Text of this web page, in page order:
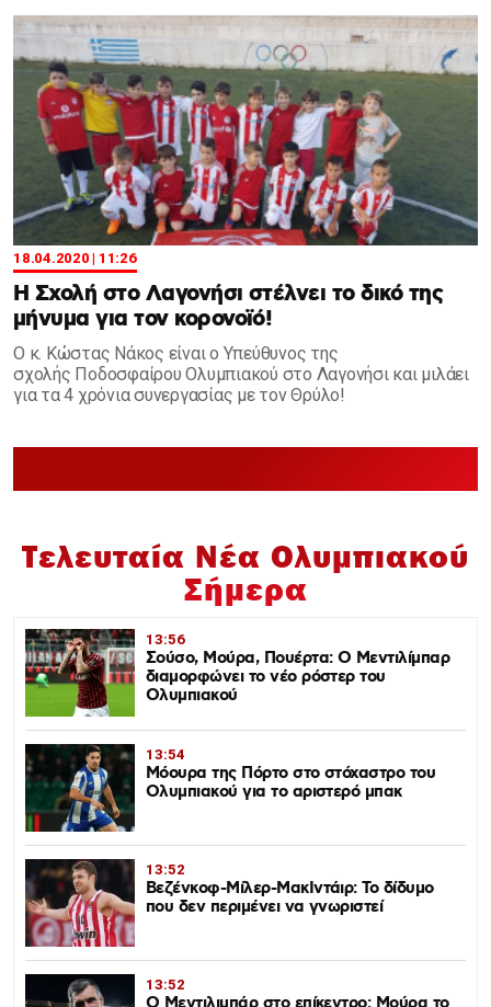
18.04.2020 | 11:26
Η Σχολή στο Λαγονήσι στέλνει το δικό της
μήνυμα για τον κορονοϊό!
Ο κ. Κώστας Νάκος είναι ο Υπεύθυνος της
σχολής Ποδοσφαίρου Ολυμπιακού στο Λαγονήσι και μιλάει
για τα 4 χρόνια συνεργασίας με τον Θρύλο!
Τελευταία Νέα Ολυμπιακού
Σήμερα
13:56
Σούσο, Μούρα, Πουέρτα: Ο Μεντιλίμπαρ
διαμορφώνει το νέο ρόστερ του
Ολυμπιακού
13:54
Μόουρα της Πόρτο στο στόχαστρο του
Ολυμπιακού για το αριστερό μπακ
13:52
Βεζένκοφ-Μίλερ-ΜακΙντάιρ: Το δίδυμο
που δεν περιμένει να γνωριστεί
13:52